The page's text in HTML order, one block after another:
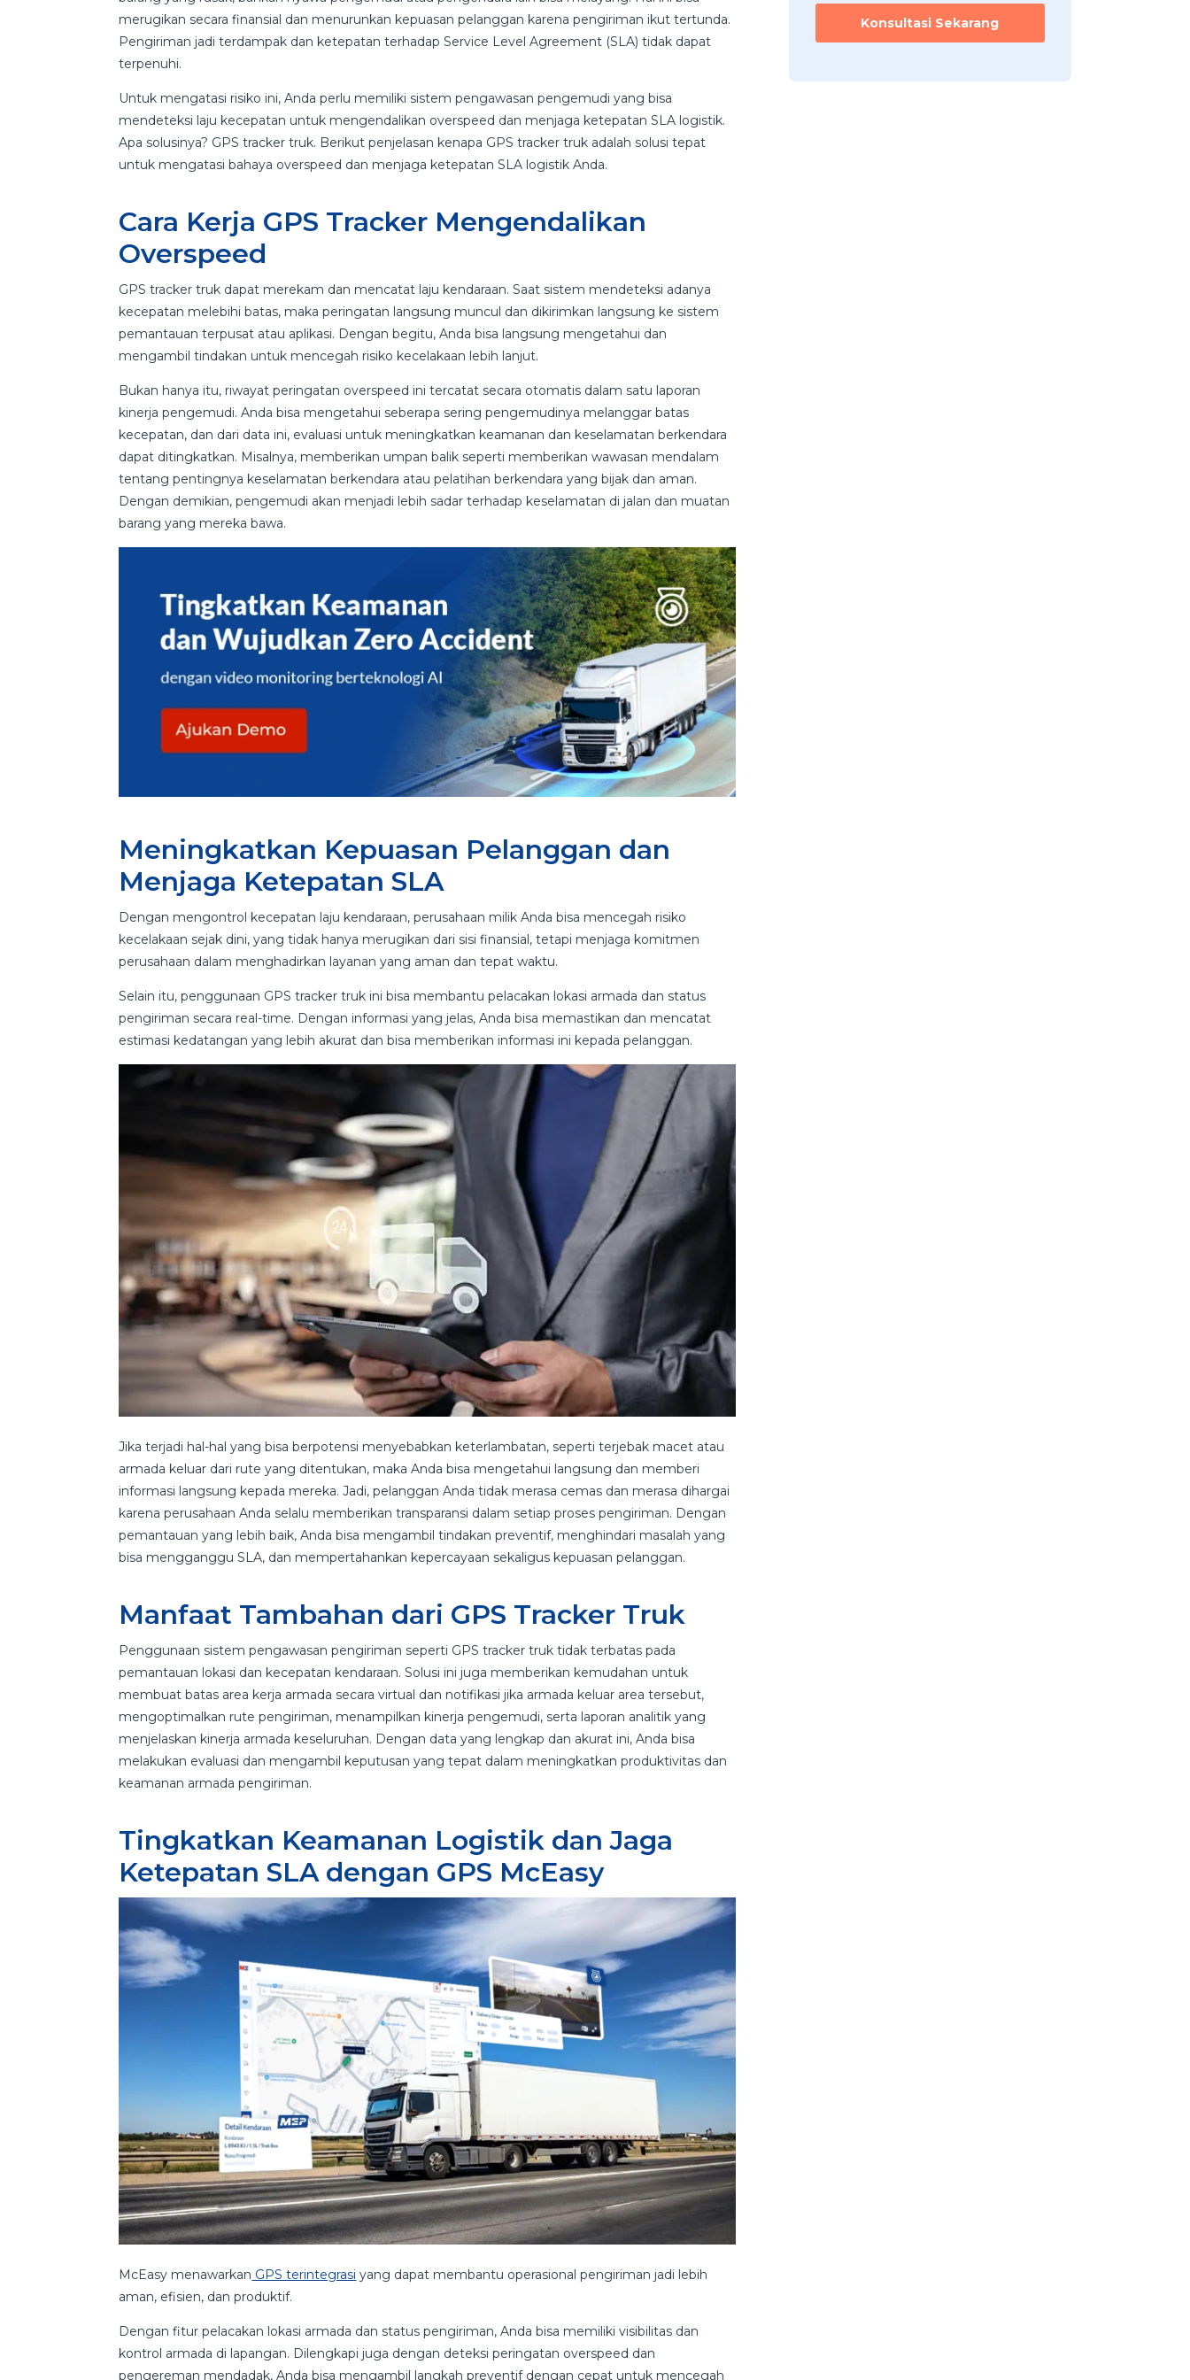
merugikan secara finansial dan menurunkan kepuasan pelanggan karena pengiriman ikut tertunda.
Pengiriman jadi terdampak dan ketepatan terhadap Service Level Agreement (SLA) tidak dapat
terpenuhi.
Untuk mengatasi risiko ini, Anda perlu memiliki sistem pengawasan pengemudi yang bisa
mendeteksi laju kecepatan untuk mengendalikan overspeed dan menjaga ketepatan SLA logistik.
Apa solusinya? GPS tracker truk. Berikut penjelasan kenapa GPS tracker truk adalah solusi tepat
untuk mengatasi bahaya overspeed dan menjaga ketepatan SLA logistik Anda.
Cara Kerja GPS Tracker Mengendalikan
Overspeed
GPS tracker truk dapat merekam dan mencatat laju kendaraan. Saat sistem mendeteksi adanya
kecepatan melebihi batas, maka peringatan langsung muncul dan dikirimkan langsung ke sistem
pemantauan terpusat atau aplikasi. Dengan begitu, Anda bisa langsung mengetahui dan
mengambil tindakan untuk mencegah risiko kecelakaan lebih lanjut.
Bukan hanya itu, riwayat peringatan overspeed ini tercatat secara otomatis dalam satu laporan
kinerja pengemudi. Anda bisa mengetahui seberapa sering pengemudinya melanggar batas
kecepatan, dan dari data ini, evaluasi untuk meningkatkan keamanan dan keselamatan berkendara
dapat ditingkatkan. Misalnya, memberikan umpan balik seperti memberikan wawasan mendalam
tentang pentingnya keselamatan berkendara atau pelatihan berkendara yang bijak dan aman.
Dengan demikian, pengemudi akan menjadi lebih sadar terhadap keselamatan di jalan dan muatan
barang yang mereka bawa.
Meningkatkan Kepuasan Pelanggan dan
Menjaga Ketepatan SLA
Dengan mengontrol kecepatan laju kendaraan, perusahaan milik Anda bisa mencegah risiko
kecelakaan sejak dini, yang tidak hanya merugikan dari sisi finansial, tetapi menjaga komitmen
perusahaan dalam menghadirkan layanan yang aman dan tepat waktu.
Selain itu, penggunaan GPS tracker truk ini bisa membantu pelacakan lokasi armada dan status
pengiriman secara real-time. Dengan informasi yang jelas, Anda bisa memastikan dan mencatat
estimasi kedatangan yang lebih akurat dan bisa memberikan informasi ini kepada pelanggan.
Jika terjadi hal-hal yang bisa berpotensi menyebabkan keterlambatan, seperti terjebak macet atau
armada keluar dari rute yang ditentukan, maka Anda bisa mengetahui langsung dan memberi
informasi langsung kepada mereka. Jadi, pelanggan Anda tidak merasa cemas dan merasa dihargai
karena perusahaan Anda selalu memberikan transparansi dalam setiap proses pengiriman. Dengan
pemantauan yang lebih baik, Anda bisa mengambil tindakan preventif, menghindari masalah yang
bisa mengganggu SLA, dan mempertahankan kepercayaan sekaligus kepuasan pelanggan.
Manfaat Tambahan dari GPS Tracker Truk
Penggunaan sistem pengawasan pengiriman seperti GPS tracker truk tidak terbatas pada
pemantauan lokasi dan kecepatan kendaraan. Solusi ini juga memberikan kemudahan untuk
membuat batas area kerja armada secara virtual dan notifikasi jika armada keluar area tersebut,
mengoptimalkan rute pengiriman, menampilkan kinerja pengemudi, serta laporan analitik yang
menjelaskan kinerja armada keseluruhan. Dengan data yang lengkap dan akurat ini, Anda bisa
melakukan evaluasi dan mengambil keputusan yang tepat dalam meningkatkan produktivitas dan
keamanan armada pengiriman.
Tingkatkan Keamanan Logistik dan Jaga
Ketepatan SLA dengan GPS McEasy
McEasy menawarkan GPS terintegrasi yang dapat membantu operasional pengiriman jadi lebih
aman, efisien, dan produktif.
Dengan fitur pelacakan lokasi armada dan status pengiriman, Anda bisa memiliki visibilitas dan
kontrol armada di lapangan. Dilengkapi juga dengan deteksi peringatan overspeed dan
pengereman mendadak, Anda bisa mengambil langkah preventif dengan cepat untuk mencegah
Konsultasi Sekarang